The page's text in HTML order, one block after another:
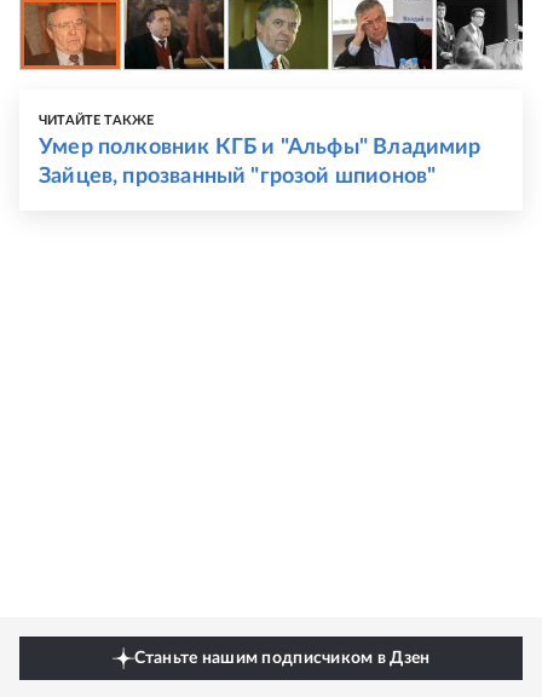
ЧИТАЙТЕ ТАКЖЕ
Умер полковник КГБ и "Альфы" Владимир
Зайцев, прозванный "грозой шпионов"
Станьте нашим подписчиком в Дзен